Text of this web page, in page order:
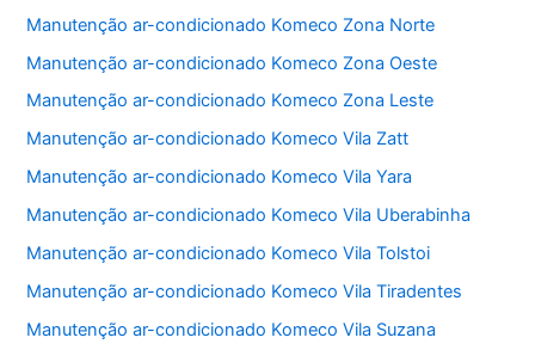
Manutenção ar-condicionado Komeco Zona Norte
Manutenção ar-condicionado Komeco Zona Oeste
Manutenção ar-condicionado Komeco Zona Leste
Manutenção ar-condicionado Komeco Vila Zatt
Manutenção ar-condicionado Komeco Vila Yara
Manutenção ar-condicionado Komeco Vila Uberabinha
Manutenção ar-condicionado Komeco Vila Tolstoi
Manutenção ar-condicionado Komeco Vila Tiradentes
Manutenção ar-condicionado Komeco Vila Suzana